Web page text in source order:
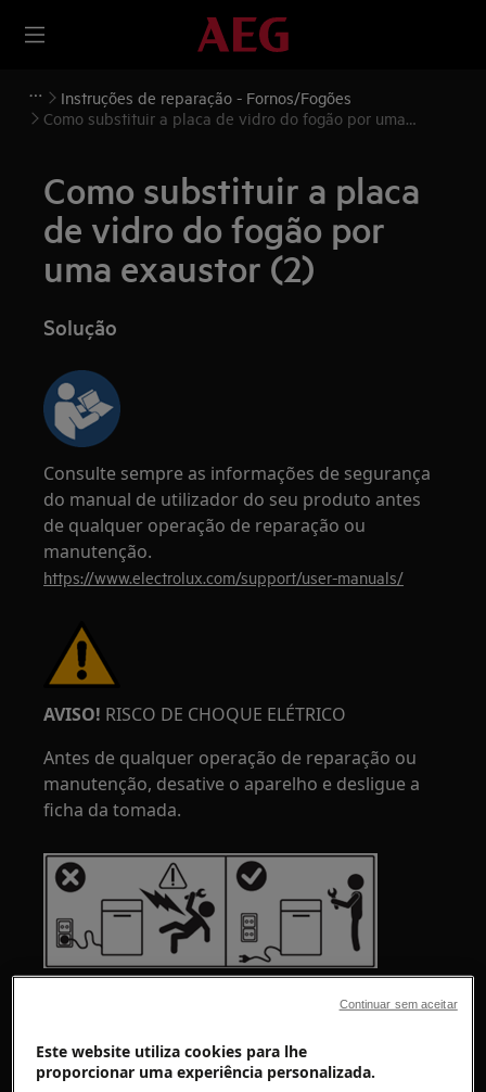
Instruções de reparação - Fornos/Fogões
Como substituir a placa de vidro do fogão por uma
Como substituir a placa
de vidro do fogão por
uma exaustor (2)
Solução
Consulte sempre as informações de segurança
do manual de utilizador do seu produto antes
de qualquer operação de reparação ou
manutenção.
https://www.electrolux.com/support/user-manuals/
AVISO! RISCO DE CHOQUE ELÉTRICO
Antes de qualquer operação de reparação ou
manutenção, desative o aparelho e desligue a
ficha da tomada.
Este website utiliza cookies para lhe
proporcionar uma experiência personalizada.
Continuar sem aceitar